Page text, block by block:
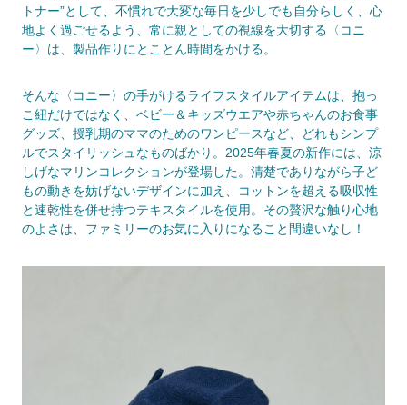
トナー”として、不慣れで大変な毎日を少しでも自分らしく、心
地よく過ごせるよう、常に親としての視線を大切する〈コニ
ー〉は、製品作りにとことん時間をかける。
そんな〈コニー〉の手がけるライフスタイルアイテムは、抱っ
こ紐だけではなく、ベビー＆キッズウエアや赤ちゃんのお食事
グッズ、授乳期のママのためのワンピースなど、どれもシンプ
ルでスタイリッシュなものばかり。2025年春夏の新作には、涼
しげなマリンコレクションが登場した。清楚でありながら子ど
もの動きを妨げないデザインに加え、コットンを超える吸収性
と速乾性を併せ持つテキスタイルを使用。その贅沢な触り心地
のよさは、ファミリーのお気に入りになること間違いなし！